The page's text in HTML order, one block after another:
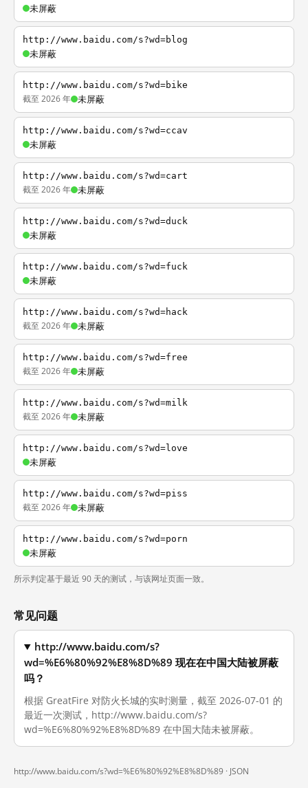
未屏蔽
http://www.baidu.com/s?wd=blog
未屏蔽
http://www.baidu.com/s?wd=bike
截至 2026 年 未屏蔽
http://www.baidu.com/s?wd=ccav
未屏蔽
http://www.baidu.com/s?wd=cart
截至 2026 年 未屏蔽
http://www.baidu.com/s?wd=duck
未屏蔽
http://www.baidu.com/s?wd=fuck
未屏蔽
http://www.baidu.com/s?wd=hack
截至 2026 年 未屏蔽
http://www.baidu.com/s?wd=free
截至 2026 年 未屏蔽
http://www.baidu.com/s?wd=milk
截至 2026 年 未屏蔽
http://www.baidu.com/s?wd=love
未屏蔽
http://www.baidu.com/s?wd=piss
截至 2026 年 未屏蔽
http://www.baidu.com/s?wd=porn
未屏蔽
所示判定基于最近 90 天的测试，与该网址页面一致。
常见问题
http://www.baidu.com/s?
wd=%E6%80%92%E8%8D%89 现在在中国大陆被屏蔽
吗？
根据 GreatFire 对防火长城的实时测量，截至 2026-07-01 的
最近一次测试，http://www.baidu.com/s?
wd=%E6%80%92%E8%8D%89 在中国大陆未被屏蔽。
http://www.baidu.com/s?wd=%E6%80%92%E8%8D%89 · JSON